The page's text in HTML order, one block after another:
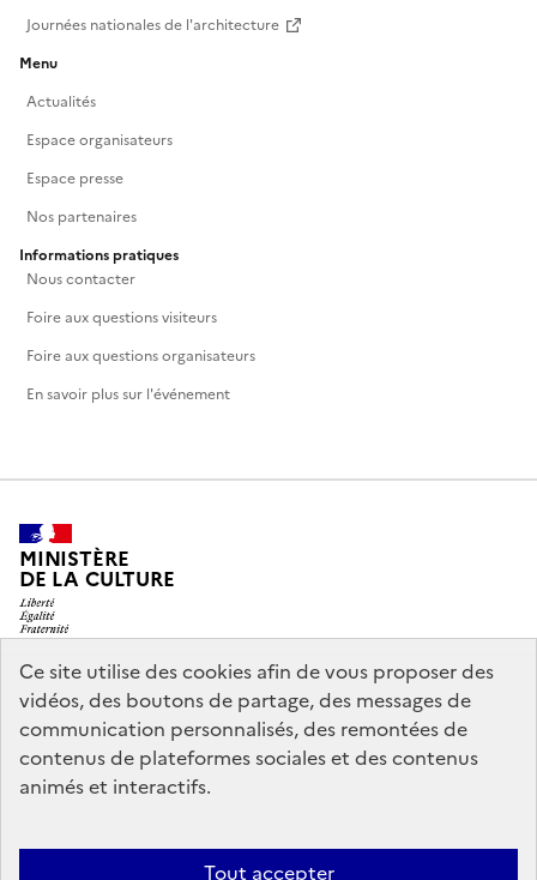
Ce site utilise des cookies afin de vous proposer des
vidéos, des boutons de partage, des messages de
communication personnalisés, des remontées de
contenus de plateformes sociales et des contenus
animés et interactifs.
Tout accepter
Journées nationales de l'architecture
Menu
Actualités
Espace organisateurs
Espace presse
Nos partenaires
Informations pratiques
Nous contacter
Foire aux questions visiteurs
Foire aux questions organisateurs
En savoir plus sur l'événement
MINISTÈRE
DE LA CULTURE
legifrance.gouv.fr
info.gouv.fr
service-public.gouv.fr
data.gouv.fr
Mentions légales